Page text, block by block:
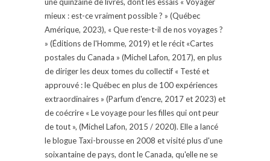
mieux : est-ce vraiment possible ? » (Québec
Amérique, 2023), « Que reste-t-il de nos voyages ?
» (Éditions de l'Homme, 2019) et le récit «Cartes
postales du Canada » (Michel Lafon, 2017), en plus
de diriger les deux tomes du collectif « Testé et
approuvé : le Québec en plus de 100 expériences
extraordinaires » (Parfum d'encre, 2017 et 2023) et
de coécrire « Le voyage pour les filles qui ont peur
de tout », (Michel Lafon, 2015 / 2020). Elle a lancé
le blogue Taxi-brousse en 2008 et visité plus d'une
soixantaine de pays, dont le Canada, qu'elle ne se